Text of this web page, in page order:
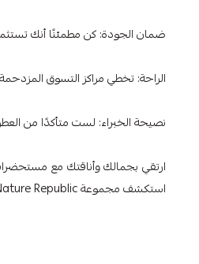
ضمان الجودة: كن مطمئنًا أنك تستثمر
الراحة: تخطي مراكز التسوق
نصيحة الخبراء: لست متأكدًا من
استكشف مجموعة Nature Republic اليوم واعثر على رائحتك المميزة على متجر فانيلا! رحلتك إلى الجمال المتألق والعطور الجذابة تبدأ الآن.